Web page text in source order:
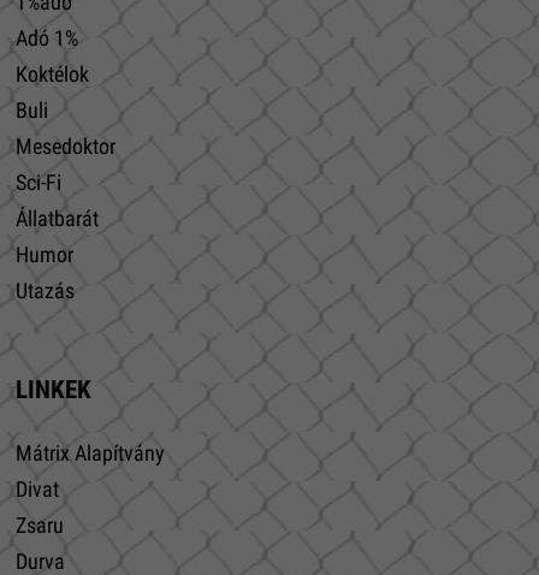
Adó 1%
Koktélok
Buli
Mesedoktor
Sci-Fi
Állatbarát
Humor
Utazás
LINKEK
Mátrix Alapítvány
Divat
Zsaru
Durva